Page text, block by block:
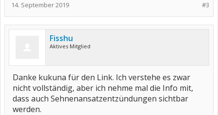
#3
14. September 2019
Fisshu
Aktives Mitglied
Danke kukuna für den Link. Ich verstehe es zwar
nicht vollständig, aber ich nehme mal die Info mit,
dass auch Sehnenansatzentzündungen sichtbar
werden.